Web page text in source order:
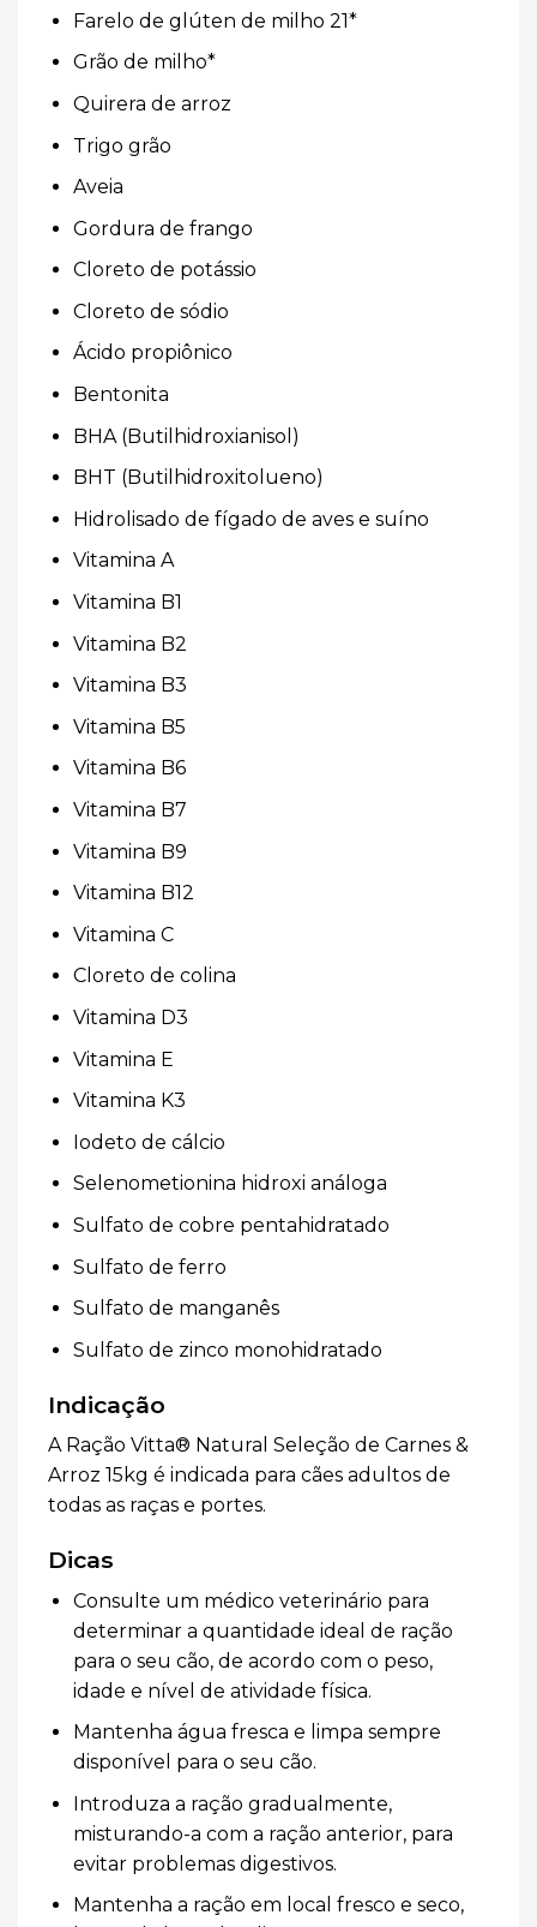
Farelo de glúten de milho 21*
Grão de milho*
Quirera de arroz
Trigo grão
Aveia
Gordura de frango
Cloreto de potássio
Cloreto de sódio
Ácido propiônico
Bentonita
BHA (Butilhidroxianisol)
BHT (Butilhidroxitolueno)
Hidrolisado de fígado de aves e suíno
Vitamina A
Vitamina B1
Vitamina B2
Vitamina B3
Vitamina B5
Vitamina B6
Vitamina B7
Vitamina B9
Vitamina B12
Vitamina C
Cloreto de colina
Vitamina D3
Vitamina E
Vitamina K3
Iodeto de cálcio
Selenometionina hidroxi análoga
Sulfato de cobre pentahidratado
Sulfato de ferro
Sulfato de manganês
Sulfato de zinco monohidratado
Indicação
A Ração Vitta® Natural Seleção de Carnes &
Arroz 15kg é indicada para cães adultos de
todas as raças e portes.
Dicas
Consulte um médico veterinário para
determinar a quantidade ideal de ração
para o seu cão, de acordo com o peso,
idade e nível de atividade física.
Mantenha água fresca e limpa sempre
disponível para o seu cão.
Introduza a ração gradualmente,
misturando-a com a ração anterior, para
evitar problemas digestivos.
Mantenha a ração em local fresco e seco,